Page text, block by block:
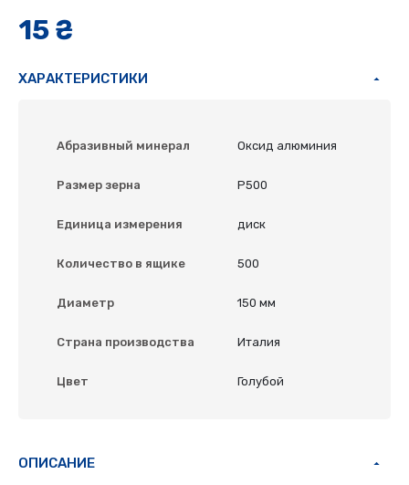
15 ₴
ХАРАКТЕРИСТИКИ
Абразивный минерал Оксид алюминия
Размер зерна P500
Единица измерения диск
Количество в ящике 500
Диаметр 150 мм
Страна производства Италия
Цвет Голубой
ОПИСАНИЕ